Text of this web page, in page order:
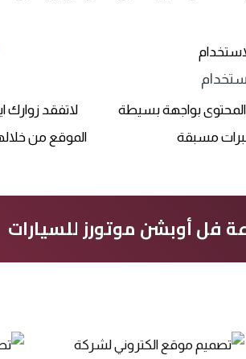
بواجهة بسيطة
خبرات مسبقة
لاتفقد زوارك
الموقع من
أوبشن موتورز للسيارات